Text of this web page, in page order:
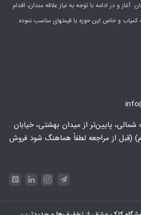
و در ادامه با توجه به نیاز علاقه مندان، اقدام
کمیاب و خاص این حوزه با قیمتهای مناسب نموده
شمالی، پایین‌تر از میدان بهشتی، خیابان
(قبل از مراجعه لطفاً هماهنگ شود فروش